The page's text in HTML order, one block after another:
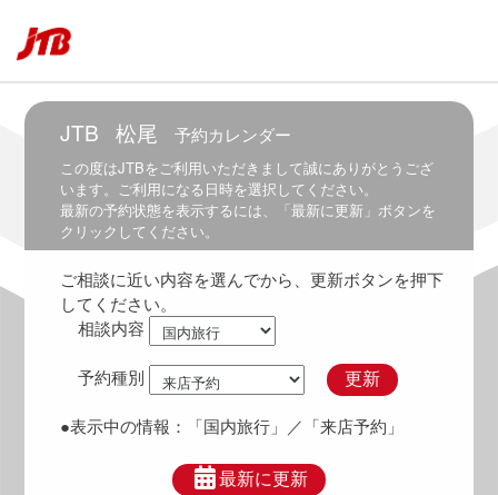
JTB 松尾 予約カレンダー
この度はJTBをご利用いただきまして誠にありがとうござ
います。ご利用になる日時を選択してください。
最新の予約状態を表示するには、「最新に更新」ボタンを
クリックしてください。
ご相談に近い内容を選んでから、更新ボタンを押下
してください。
相談内容
予約種別 更新
●表示中の情報： 「国内旅行」 ／「来店予約」
最新に更新
5:30
5:00
～
6:00
5:30
6:30
6:00
6:30
8:00